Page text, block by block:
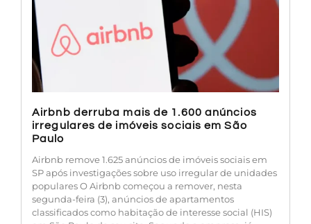
Airbnb derruba mais de 1.600 anúncios
irregulares de imóveis sociais em São
Paulo
Airbnb remove 1.625 anúncios de imóveis sociais em
SP após investigações sobre uso irregular de unidades
populares O Airbnb começou a remover, nesta
segunda-feira (3), anúncios de apartamentos
classificados como habitação de interesse social (HIS)